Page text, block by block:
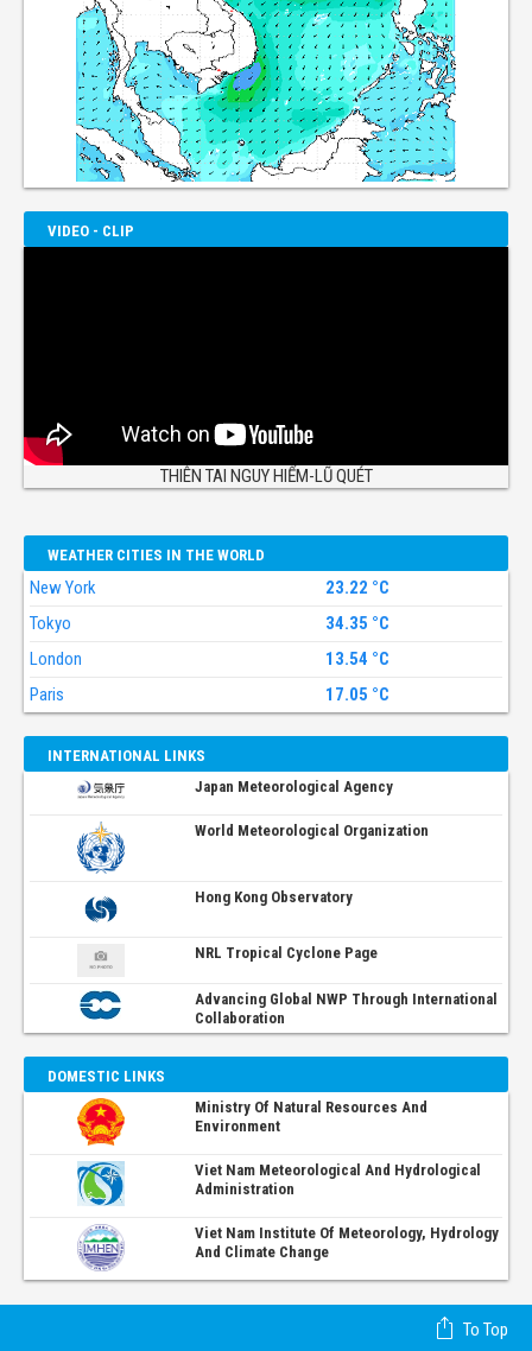
VIDEO - CLIP
THIÊN TAI NGUY HIỂM-LŨ QUÉT
WEATHER CITIES IN THE WORLD
New York
23.22 °C
Tokyo
34.35 °C
London
13.54 °C
Paris
17.05 °C
INTERNATIONAL LINKS
Japan Meteorological Agency
World Meteorological Organization
Hong Kong Observatory
NRL Tropical Cyclone Page
Advancing Global NWP Through International
Collaboration
DOMESTIC LINKS
Ministry Of Natural Resources And
Environment
Viet Nam Meteorological And Hydrological
Administration
Viet Nam Institute Of Meteorology, Hydrology
And Climate Change
To Top